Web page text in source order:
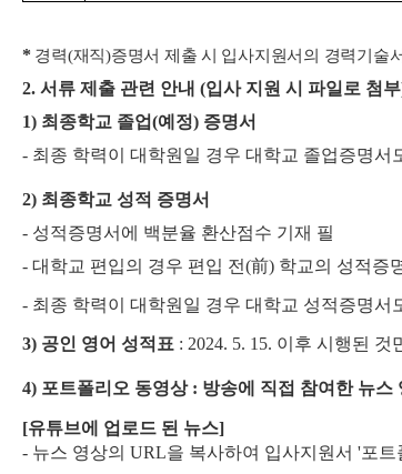
* 경력(재직)증명서 제출 시 입사지원서의 경력기술
2. 서류 제출 관련 안내 (입사 지원 시 파일로 첨부
1) 최종학교 졸업(예정) 증명서
- 최종 학력이 대학원일 경우 대학교 졸업증명서
2) 최종학교 성적 증명서
- 성적증명서에 백분율 환산점수 기재 필
- 대학교 편입의 경우 편입 전(前) 학교의 성적증
- 최종 학력이 대학원일 경우 대학교 성적증명서
3) 공인 영어 성적표 : 2024. 5. 15. 이후 시행된 것
4) 포트폴리오 동영상 : 방송에 직접 참여한 뉴스
[유튜브에 업로드 된 뉴스]
- 뉴스 영상의 URL을 복사하여 입사지원서 '포트